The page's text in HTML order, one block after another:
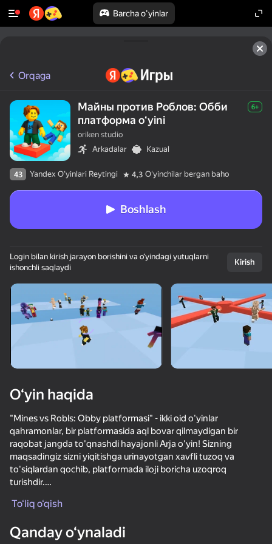
Barcha o'yinlar
Qurilmani aylantiring
O‘yinlar faqat gorizontal
oriyentatsiyasida ishlaydi
Скайварс Онлайн
Orqaga
Майны против Роблов: Обби
платформа oʻyini
6+
oriken studio
Arkadalar
Kazual
43 Yandex O'yinlari Reytingi 4,3 Oʻyinchilar bergan baho
Boshlash
Login bilan kirish jarayon borishini va o‘yindagi yutuqlarni
ishonchli saqlaydi
Kirish
O‘yin haqida
"Mines vs Robls: Obby platformasi" - ikki oid o'yinlar
qahramonlar, bir platformasida aql bovar qilmaydigan bir
raqobat jangda to'qnashdi hayajonli Arja o'yin! Sizning
maqsadingiz sizni yiqitishga urinayotgan xavfli tuzoq va
to'siqlardan qochib, platformada iloji boricha uzoqroq
turishdir.
O'yin Xususiyatlari:
O'z tomoningizni tanlang: o'yin boshida siz qaysi tomonda
To‘liq o‘qish
Qanday o‘ynaladi